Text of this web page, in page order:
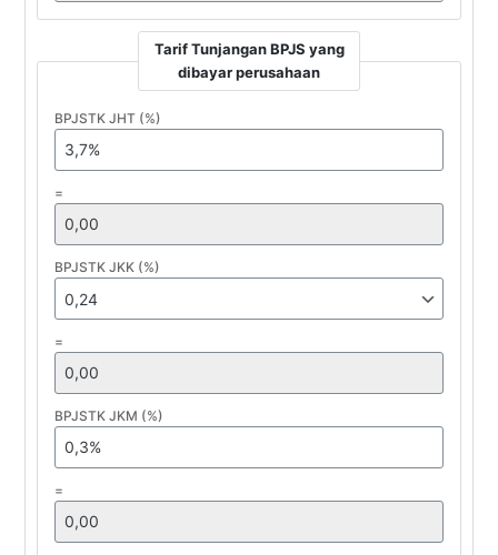
Tarif Tunjangan BPJS yang
dibayar perusahaan
BPJSTK JHT (%)
=
BPJSTK JKK (%)
=
BPJSTK JKM (%)
=